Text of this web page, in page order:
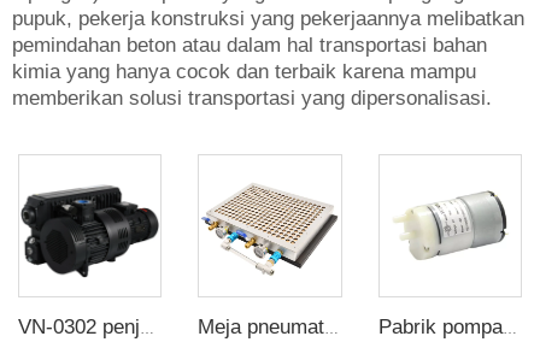
HUBUNGI KAMI
pupuk, pekerja konstruksi yang pekerjaannya melibatkan
pemindahan beton atau dalam hal transportasi bahan
kimia yang hanya cocok dan terbaik karena mampu
memberikan solusi transportasi yang dipersonalisasi.
VN-0302 penjualan langsung pabrik 7.5KW 380V pompa vakum daun putar satu tahap untuk mesin blister Meja pneumatik dengan pemeliharaan tekanan otomatis Cekungan Magnetik Vakum CNC untuk peralatan pneumatik industri 500*400mm Pabrik pompa diafragma mini penjualan langsung pompa air diafragma mini 6v 4w